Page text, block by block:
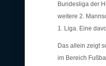
Bundesliga der
weitere 2.
1. Liga. Eine
Das allein zeigt
im Bereich